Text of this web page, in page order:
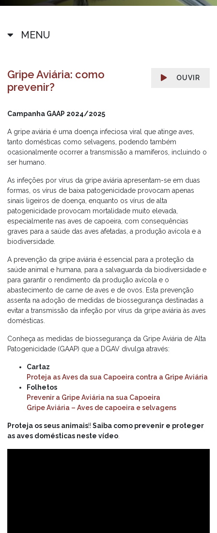
MENU
OUVIR
Gripe Aviária: como
prevenir?
Campanha GAAP 2024/2025
A gripe aviária é uma doença infeciosa viral que atinge aves,
tanto domésticas como selvagens, podendo também
ocasionalmente ocorrer a transmissão a mamíferos, incluindo o
ser humano.
As infeções por vírus da gripe aviária apresentam-se em duas
formas, os vírus de baixa patogenicidade provocam apenas
sinais ligeiros de doença, enquanto os vírus de alta
patogenicidade provocam mortalidade muito elevada,
especialmente nas aves de capoeira, com consequências
graves para a saúde das aves afetadas, a produção avícola e a
biodiversidade.
A prevenção da gripe aviária é essencial para a proteção da
saúde animal e humana, para a salvaguarda da biodiversidade e
para garantir o rendimento da produção avícola e o
abastecimento de carne de aves e de ovos. Esta prevenção
assenta na adoção de medidas de biossegurança destinadas a
evitar a transmissão da infeção por vírus da gripe aviária às aves
domésticas.
Conheça as medidas de biossegurança da Gripe Aviária de Alta
Patogenicidade (GAAP) que a DGAV divulga através:
Cartaz
Proteja as Aves da sua Capoeira contra a Gripe Aviária
Folhetos
Prevenir a Gripe Aviária na sua Capoeira
Gripe Aviária – Aves de capoeira e selvagens
Proteja os seus animais!! Saiba como prevenir e proteger
as aves domésticas neste vídeo